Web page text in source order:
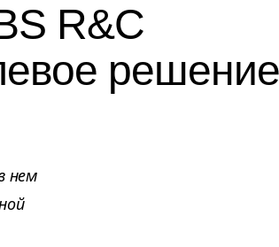
R&C
решение
нем